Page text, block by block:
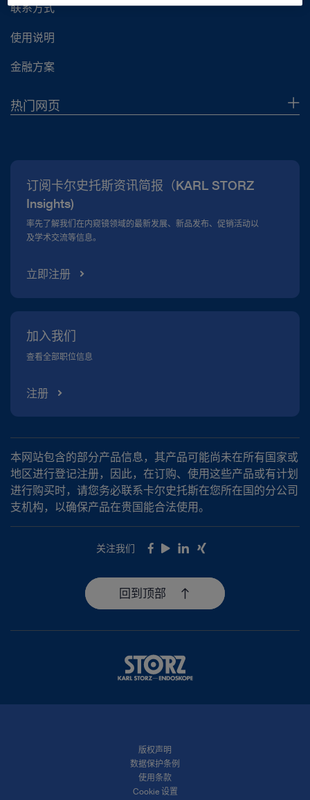
联系方式
使用说明
金融方案
热门网页
合规热线
资料下载
订阅卡尔史托斯资讯简报（KARL STORZ
Insights)
率先了解我们在内窥镜领域的最新发展、新品发布、促销活动以
及学术交流等信息。
立即注册
加入我们
查看全部职位信息
注册
本网站包含的部分产品信息，其产品可能尚未在所有国家或
地区进行登记注册，因此，在订购、使用这些产品或有计划
进行购买时，请您务必联系卡尔史托斯在您所在国的分公司
支机构，以确保产品在贵国能合法使用。
关注我们 Facebook
Youtube
LinkedIn
Xing
回到顶部
版权声明
数据保护条例
使用条款
Cookie 设置